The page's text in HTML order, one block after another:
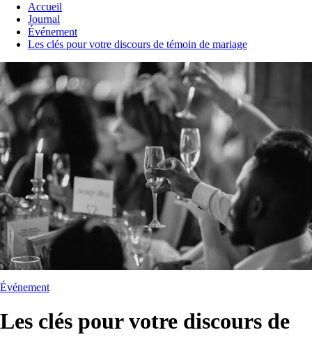
Accueil
Journal
Événement
Les clés pour votre discours de témoin de mariage
Événement
Les clés pour votre discours de